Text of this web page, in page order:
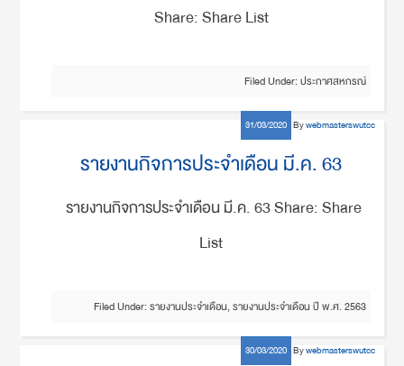
Share: Share List
Filed Under:ประกาศสหกรณ์
31/03/2020 Bywebmasterswutcc
รายงานกิจการประจำเดือน มี.ค. 63
รายงานกิจการประจำเดือน มี.ค. 63 Share: Share
List
Filed Under:รายงานประจำเดือน,รายงานประจำเดือน ปี พ.ศ. 2563
30/03/2020 Bywebmasterswutcc